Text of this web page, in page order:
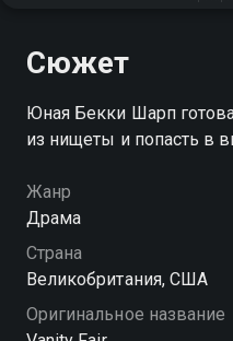
Сюжет
Юная Бекки Шарп
из нищеты и попасть в
Жанр
Драма
Страна
Великобритания, США
Оригинальное название